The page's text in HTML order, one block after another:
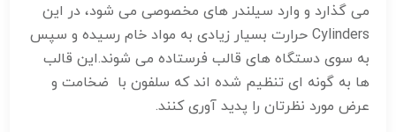
می گذارد و وارد سیلندر های مخصوصی می شود، در این
Cylinders حرارت بسیار زیادی به مواد خام رسیده و سپس
به سوی دستگاه های قالب فرستاده می شوند.این قالب
ها به گونه ای تنظیم شده اند که سلفون با ضخامت و
عرض مورد نظرتان را پدید آوری کنند.